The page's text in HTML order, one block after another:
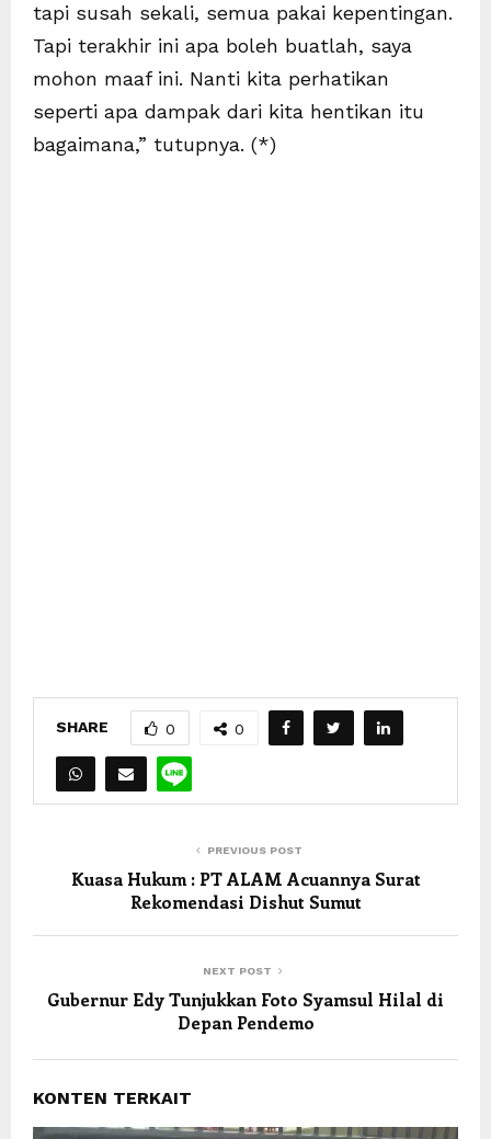
tapi susah sekali, semua pakai kepentingan.
Tapi terakhir ini apa boleh buatlah, saya
mohon maaf ini. Nanti kita perhatikan
seperti apa dampak dari kita hentikan itu
bagaimana,” tutupnya. (*)
SHARE 0 0
PREVIOUS POST
Kuasa Hukum : PT ALAM Acuannya Surat
Rekomendasi Dishut Sumut
NEXT POST
Gubernur Edy Tunjukkan Foto Syamsul Hilal di
Depan Pendemo
KONTEN TERKAIT